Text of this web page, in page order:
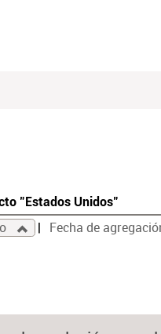
"Estados Unidos"
Fecha de